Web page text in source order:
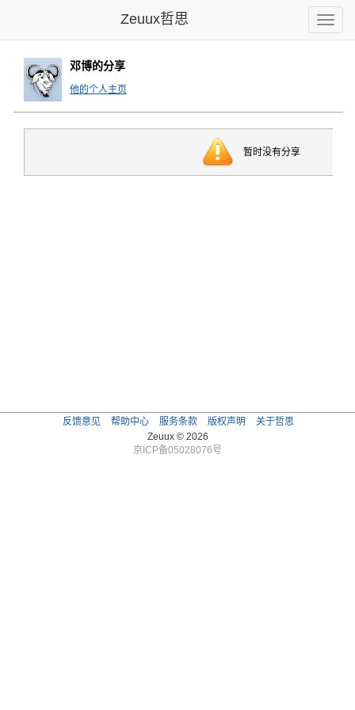
Toggle
Zeuux哲思
邓博的分享
他的个人主页
暂时没有分享
反馈意见 帮助中心 服务条款 版权声明
关于哲思
Zeuux © 2026
京ICP备05028076号